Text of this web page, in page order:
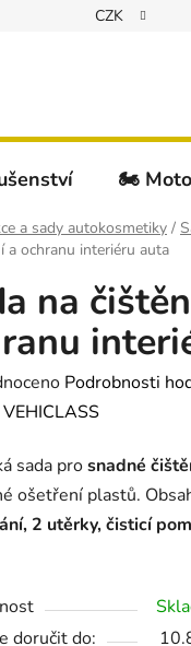
CZK
🏍️
a sady autokosmetiky /
a ochranu interiéru auta
na
Podrobnosti
VEHICLASS
sada prosnadné
ošetření plastů.
2 utěrky, čisticí
doručit do: